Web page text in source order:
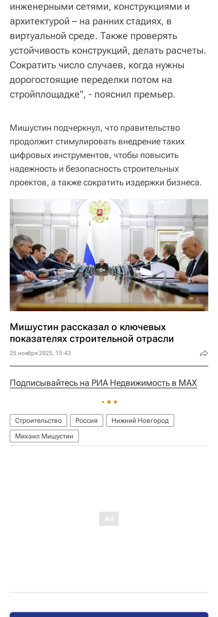
инженерными сетями, конструкциями и
архитектурой – на ранних стадиях, в
виртуальной среде. Также проверять
устойчивость конструкций, делать расчеты.
Сократить число случаев, когда нужны
дорогостоящие переделки потом на
стройплощадке", - пояснил премьер.
Мишустин подчеркнул, что правительство
продолжит стимулировать внедрение таких
цифровых инструментов, чтобы повысить
надежность и безопасность строительных
проектов, а также сократить издержки бизнеса.
Мишустин рассказал о ключевых
показателях строительной отрасли
25 ноября 2025, 15:43
Подписывайтесь на РИА Недвижимость в MAX
Строительство Россия
Нижний Новгород
Михаил Мишустин